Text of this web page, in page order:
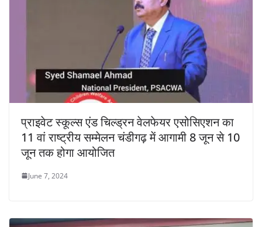
प्राइवेट स्कूल्स एंड चिल्ड्रन वेलफेयर एसोसिएशन का
11 वां राष्ट्रीय सम्मेलन चंडीगढ़ में आगामी 8 जून से 10
जून तक होगा आयोजित
June 7, 2024